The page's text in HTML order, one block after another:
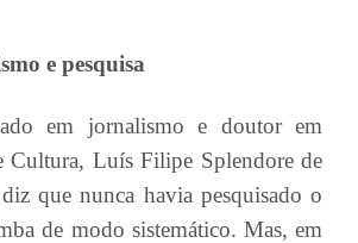
e pesquisa
em jornalismo e doutor em
Cultura, Luís Filipe Splendore de
que nunca havia pesquisado o
de modo sistemático. Mas, em